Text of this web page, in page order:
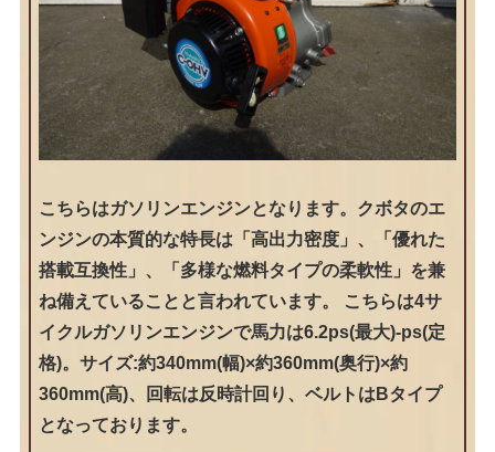
こちらはガソリンエンジンとなります。クボタのエ
ンジンの本質的な特長は「高出力密度」、「優れた
搭載互換性」、「多様な燃料タイプの柔軟性」を兼
ね備えていることと言われています。 こちらは4サ
イクルガソリンエンジンで馬力は6.2ps(最大)-ps(定
格)。サイズ:約340mm(幅)×約360mm(奥行)×約
360mm(高)、回転は反時計回り、ベルトはBタイプ
となっております。